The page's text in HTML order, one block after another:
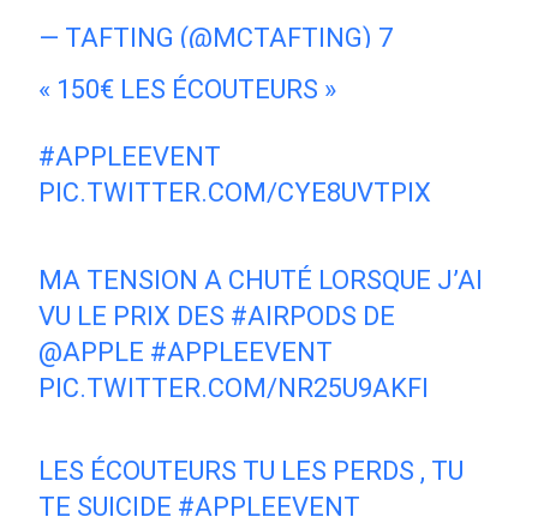
— TAFTING (@MCTAFTING) 7
SEPTEMBRE 2016
« 150€ LES ÉCOUTEURS »
#APPLEEVENT
PIC.TWITTER.COM/CYE8UVTPIX
— MARIELLE EN ¥ (@MAIAESTHETIC)
7 SEPTEMBRE 2016
MA TENSION A CHUTÉ LORSQUE J’AI
VU LE PRIX DES #AIRPODS DE
@APPLE #APPLEEVENT
PIC.TWITTER.COM/NR25U9AKFI
— XAMIRA NAILI (@MSAMIRAGH) 7
SEPTEMBRE 2016
LES ÉCOUTEURS TU LES PERDS , TU
TE SUICIDE #APPLEEVENT